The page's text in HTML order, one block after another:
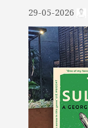
29-05-2026